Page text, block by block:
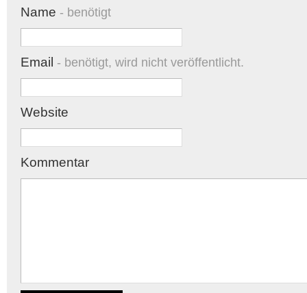
Name - benötigt
Email - benötigt, wird nicht veröffentlicht.
Website
Kommentar